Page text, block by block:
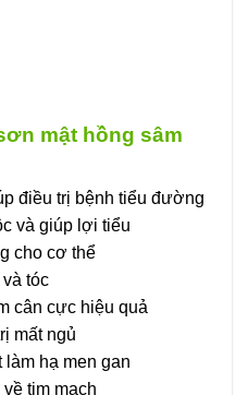
mật hồng sâm
điều trị bệnh tiểu đường
và giúp lợi tiểu
cho cơ thể
tóc
cân cực hiệu quả
mất ngủ
hạ men gan
tim mạch